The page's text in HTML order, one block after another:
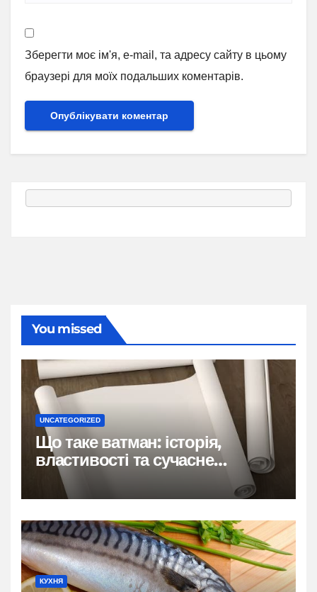
Зберегти моє ім'я, e-mail, та адресу сайту в цьому
браузері для моїх подальших коментарів.
You missed
UNCATEGORIZED
Що таке ватман: історія,
властивості та сучасне
застосування
КУХНЯ